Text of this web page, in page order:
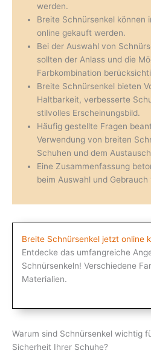
werden.
Breite Schnürsenkel können
online gekauft werden.
Bei der Auswahl von
sollten der Anlass und die
Farbkombination
Breite Schnürsenkel bieten
Haltbarkeit, verbesserte
stilvolles Erscheinungsbild.
Häufig gestellte Fragen
Verwendung von breiten
Schuhen und dem
Eine Zusammenfassung
beim Auswahl und
Breite Schnürsenkel jetzt online
Entdecke das umfangreiche
Schnürsenkeln! Verschiedene
Materialien.
Warum sind Schnürsenkel wichtig
Sicherheit Ihrer Schuhe?